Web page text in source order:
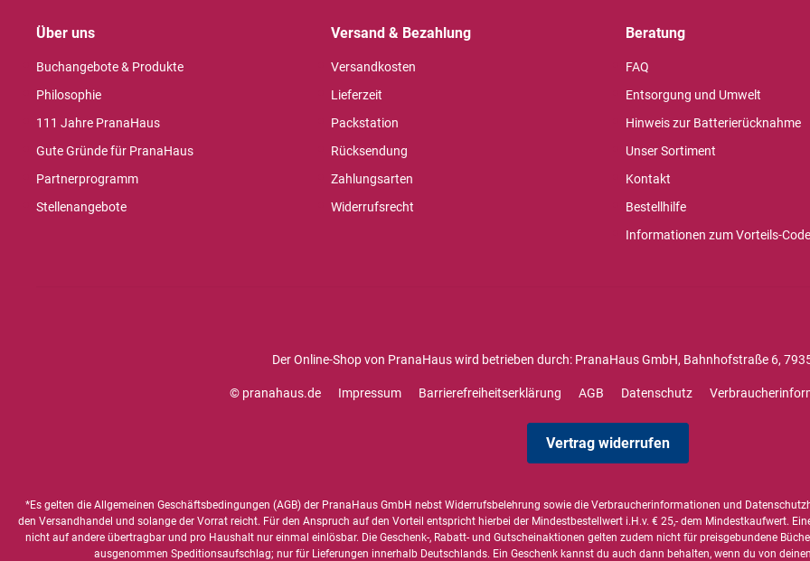
Über uns
Buchangebote & Produkte
Philosophie
111 Jahre PranaHaus
Gute Gründe für PranaHaus
Partnerprogramm
Stellenangebote
Versand & Bezahlung
Versandkosten
Lieferzeit
Packstation
Rücksendung
Zahlungsarten
Widerrufsrecht
Beratung
FAQ
Entsorgung und Umwelt
Hinweis zur Batterierücknahme
Unser Sortiment
Kontakt
Bestellhilfe
Informationen zum Vorteils-Code
Der Online-Shop von PranaHaus wird betrieben durch: PranaHaus GmbH, Bahnhofstraße 6,
© pranahaus.de Impressum Barrierefreiheitserklärung AGB Datenschutz
Vertrag widerrufen
*Es gelten die Allgemeinen Geschäftsbedingungen (AGB) der PranaHaus GmbH nebst Widerrufsbelehrung sowie die Verbraucherinformationen und
den Versandhandel und solange der Vorrat reicht. Für den Anspruch auf den Vorteil entspricht hierbei der Mindestbestellwert i.H.v. € 25,- dem Mindestkaufwert.
nicht auf andere übertragbar und pro Haushalt nur einmal einlösbar. Die Geschenk-, Rabatt- und Gutscheinaktionen gelten zudem nicht für preisgebundene
ausgenommen Speditionsaufschlag; nur für Lieferungen innerhalb Deutschlands. Ein Geschenk kannst du auch dann behalten, wenn du von